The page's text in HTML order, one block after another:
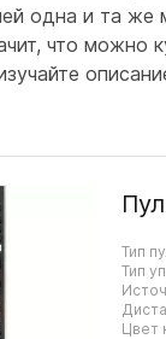
одна и та же
что можно
Тип
Тип
Цвет